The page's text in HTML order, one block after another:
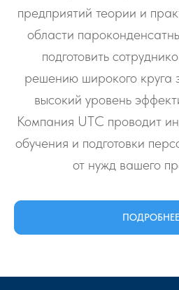
предприятий теории и
области
подготовить
решению широкого круга
высокий уровень
Компания UTC проводит
обучения и подготовки
от нужд вашего